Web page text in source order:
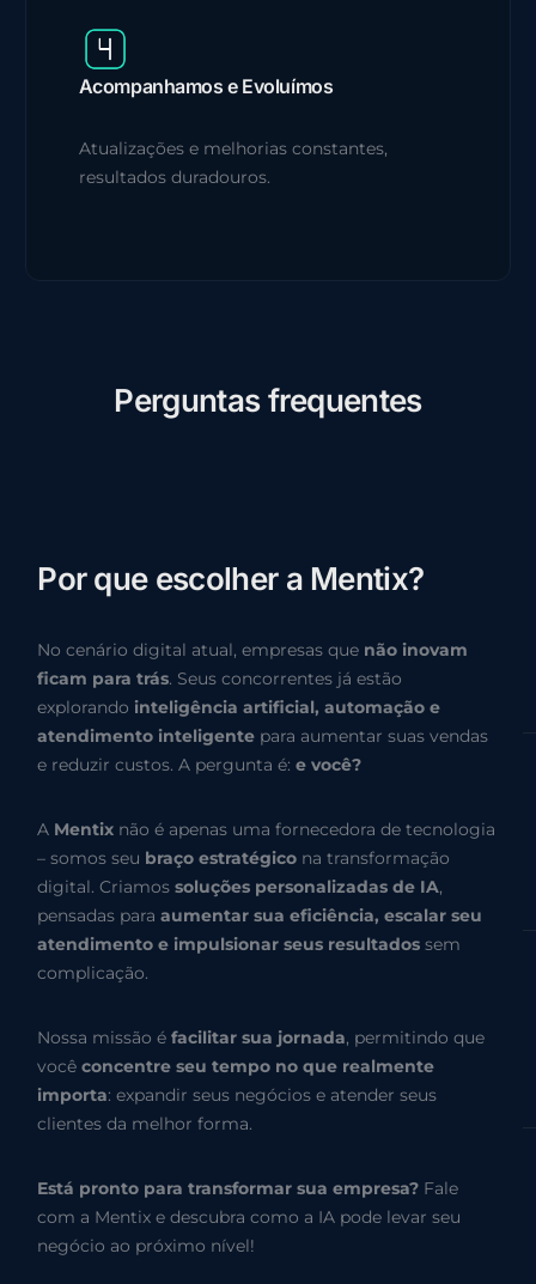
Acompanhamos e Evoluímos
Atualizações e melhorias constantes,
resultados duradouros.
Perguntas frequentes
Por que escolher a Mentix?
No cenário digital atual, empresas que não inovam
ficam para trás. Seus concorrentes já estão
explorando inteligência artificial, automação e
atendimento inteligente para aumentar suas vendas
e reduzir custos. A pergunta é:e você?
A Mentix não é apenas uma fornecedora de tecnologia
– somos seu braço estratégico na transformação
digital. Criamossoluções personalizadas de IA,
pensadas paraaumentar sua eficiência, escalar seu
atendimento e impulsionar seus resultados sem
complicação.
Nossa missão éfacilitar sua jornada, permitindo que
vocêconcentre seu tempo no que realmente
importa: expandir seus negócios e atender seus
clientes da melhor forma.
Está pronto para transformar sua empresa? Fale
com a Mentix e descubra como a IA pode levar seu
negócio ao próximo nível!